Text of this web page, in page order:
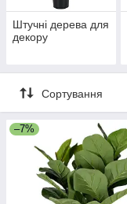
Штучні дерева для
декору
Сортування
–7%